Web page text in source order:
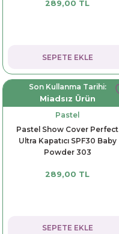
Bebek Malzemeleri
289,00 TL
SEPETE EKLE
Son Kullanma Tarihi:
Miadsız Ürün
Pastel
Pastel Show Cover Perfect
Ultra Kapatıcı SPF30 Baby
Powder 303
289,00 TL
SEPETE EKLE